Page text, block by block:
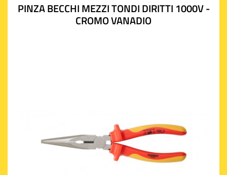
PINZA BECCHI MEZZI TONDI DIRITTI 1000V -
CROMO VANADIO